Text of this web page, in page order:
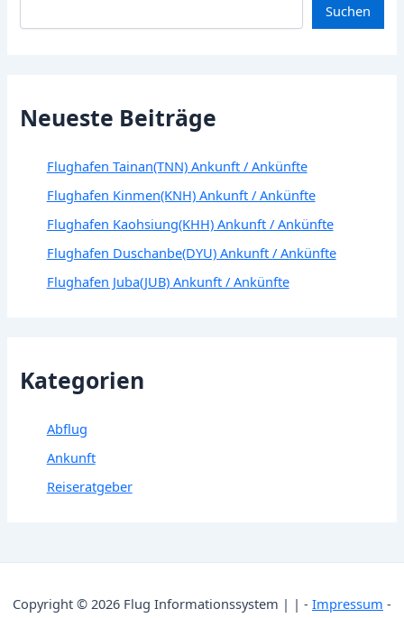
Suchen
Neueste Beiträge
Flughafen Tainan(TNN) Ankunft / Ankünfte
Flughafen Kinmen(KNH) Ankunft / Ankünfte
Flughafen Kaohsiung(KHH) Ankunft / Ankünfte
Flughafen Duschanbe(DYU) Ankunft / Ankünfte
Flughafen Juba(JUB) Ankunft / Ankünfte
Kategorien
Abflug
Ankunft
Reiseratgeber
Copyright © 2026 Flug Informationssystem | | - Impressum -